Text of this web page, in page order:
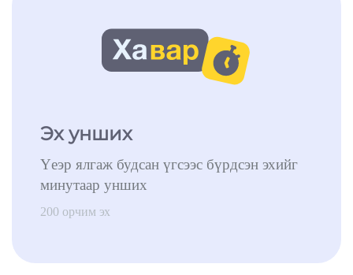
Эх унших
Үеэр ялгаж будсан үгсээс бүрдсэн эхийг
минутаар унших
200 орчим эх